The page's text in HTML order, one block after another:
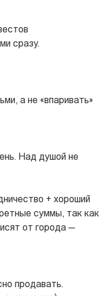
сразу.
а не «впаривать»
Над душой не
+ хороший
суммы, так как
от города —
продавать.